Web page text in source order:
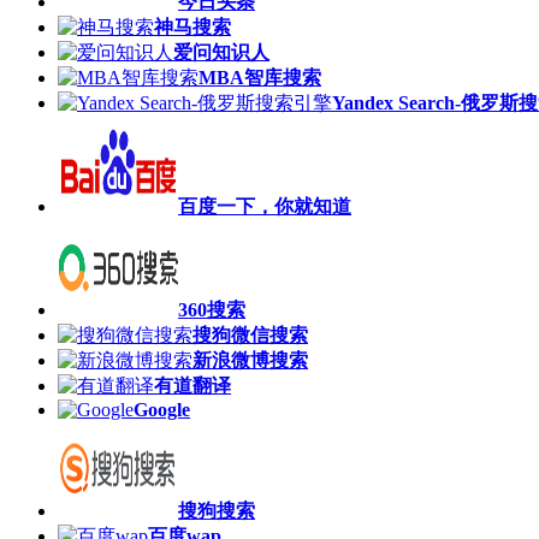
神马搜索
爱问知识人
MBA智库搜索
Yandex Search-俄罗斯
百度一下，你就知道
360搜索
搜狗微信搜索
新浪微博搜索
有道翻译
Google
搜狗搜索